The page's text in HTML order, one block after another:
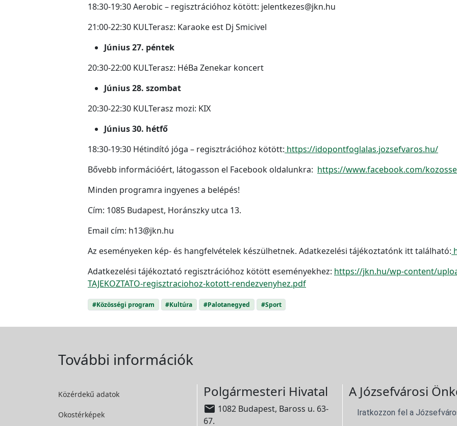
18:30-19:30 Aerobic – regisztrációhoz kötött: jelentkezes@jkn.hu
21:00-22:30 KULTerasz: Karaoke est Dj Smicivel
Június 27. péntek
20:30-22:00 KULTerasz: HéBa Zenekar koncert
Június 28. szombat
20:30-22:30 KULTerasz mozi: KIX
Június 30. hétfő
18:30-19:30 Hétindító jóga – regisztrációhoz kötött: https://idopontfoglalas.jozsefvaros.hu/
Bővebb információért, látogasson el Facebook oldalunkra: https://www.facebook.com/
Minden programra ingyenes a belépés!
Cím: 1085 Budapest, Horánszky utca 13.
Email cím: h13@jkn.hu
Az eseményeken kép- és hangfelvételek készülhetnek. Adatkezelési tájékoztatónk itt található:
Adatkezelési tájékoztató regisztrációhoz kötött eseményekhez: https://jkn.hu/wp-content/
TAJEKOZTATO-regisztraciohoz-kotott-rendezvenyhez.pdf
#Közösségi program #Kultúra #Palotanegyed #Sport
További információk
Közérdekű adatok
Okostérképek
Polgármesteri Hivatal
 1082 Budapest, Baross u. 63-
67.
A Józsefvárosi
Iratkozzon fel a